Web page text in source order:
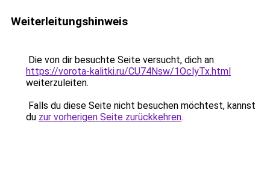
Weiterleitungshinweis
Die von dir besuchte Seite versucht, dich an
https://vorota-kalitki.ru/CU74Nsw/1OclyTx.html
weiterzuleiten.
Falls du diese Seite nicht besuchen möchtest, kannst
du zur vorherigen Seite zurückkehren.